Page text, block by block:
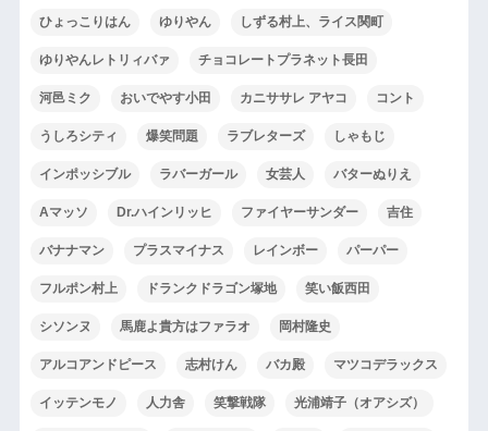
ひょっこりはん ゆりやん しずる村上、ライス関町
ゆりやんレトリィバァ チョコレートプラネット長田
河邑ミク おいでやす小田 カニササレ アヤコ コント
うしろシティ 爆笑問題 ラブレターズ しゃもじ
インポッシブル ラバーガール 女芸人 バターぬりえ
Aマッソ Dr.ハインリッヒ ファイヤーサンダー 吉住
バナナマン プラスマイナス レインボー パーパー
フルポン村上 ドランクドラゴン塚地 笑い飯西田
シソンヌ 馬鹿よ貴方はファラオ 岡村隆史
アルコアンドピース 志村けん バカ殿 マツコデラックス
イッテンモノ 人力舎 笑撃戦隊 光浦靖子（オアシズ）